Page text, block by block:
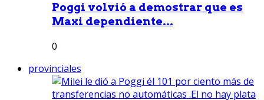
Poggi volvió a demostrar que es
Maxi dependiente...
0
provinciales